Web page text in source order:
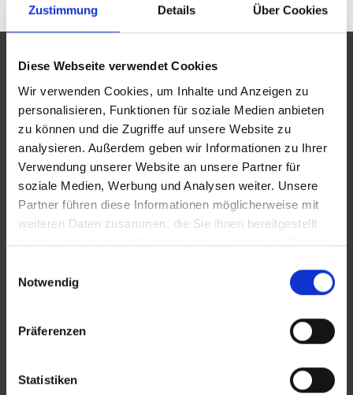
Zustimmung Details Über Cookies
Diese Webseite verwendet Cookies
Wir verwenden Cookies, um Inhalte und Anzeigen zu
personalisieren, Funktionen für soziale Medien anbieten
zu können und die Zugriffe auf unsere Website zu
analysieren. Außerdem geben wir Informationen zu Ihrer
Verwendung unserer Website an unsere Partner für
soziale Medien, Werbung und Analysen weiter. Unsere
Partner führen diese Informationen möglicherweise mit
weiteren Daten zusammen, die Sie ihnen bereitgestellt
haben oder die sie im Rahmen Ihrer Nutzung der Dienste
Notwendig
Präferenzen
Statistiken
Auftrag
Vorstand
Geschäftsführung
Netzwerke
Spenden
Intern
AKTUELLES